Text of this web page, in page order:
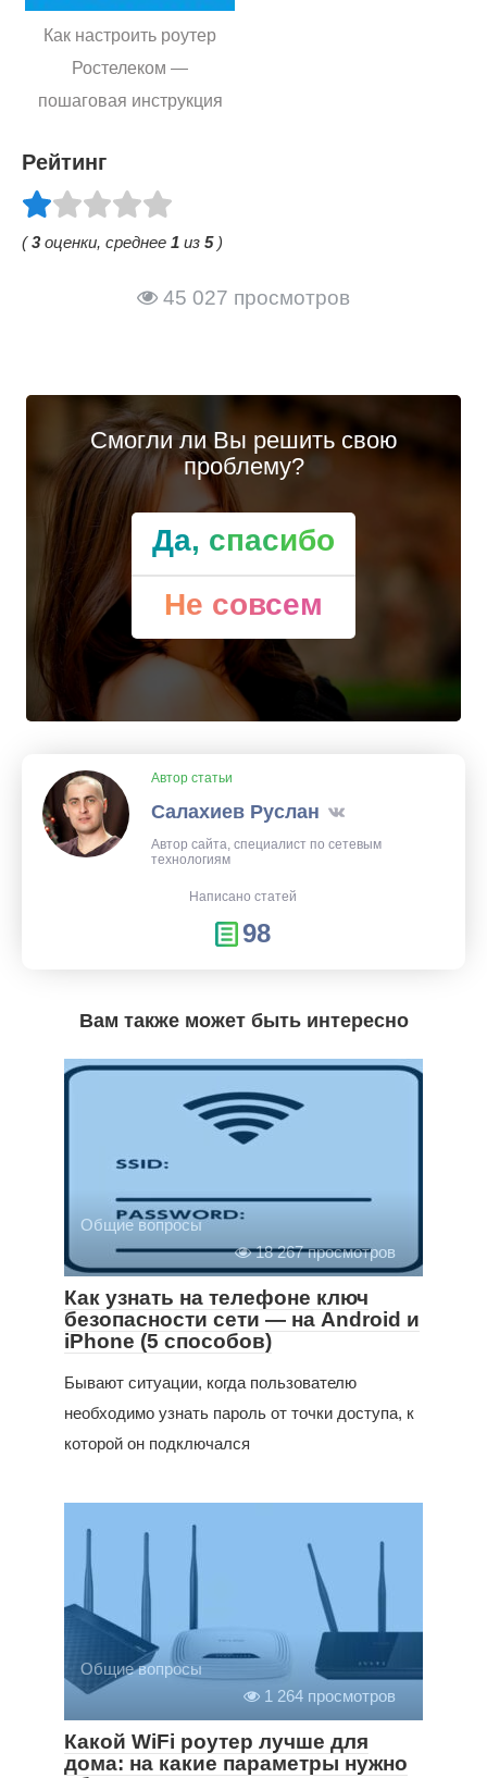
Как настроить роутер
Ростелеком —
пошаговая инструкция
устройств
Рейтинг
(3оценки, среднее 1 из 5)
45 027 просмотров
Смогли ли Вы решить свою
проблему?
Да, спасибо
Не совсем
Автор статьи
Салахиев Руслан
Автор сайта, специалист по сетевым
технологиям
Написано статей
98
Вам также может быть интересно
Общие вопросы
18 267 просмотров
Как узнать на телефоне ключ
безопасности сети — на Android и
iPhone (5 способов)
Бывают ситуации, когда пользователю
необходимо узнать пароль от точки доступа, к
которой он подключался
Общие вопросы
1 264 просмотров
Какой WiFi роутер лучше для
дома: на какие параметры нужно